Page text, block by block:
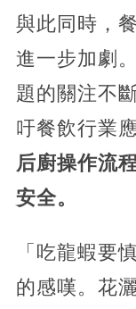
與此同時，
進一步加劇
題的關注不
吁餐飲行業
后廚操作流
安全。
「吃龍蝦要
的感嘆。花